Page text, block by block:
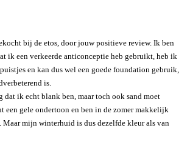
bij de etos, door jouw positieve review. Ik ben
ik een verkeerde anticonceptie heb gebruikt, heb ik
en kan dus wel een goede foundation gebruik,
is.
ik echt blank ben, maar toch ook sand moet
een gele ondertoon en ben in de zomer makkelijk
mijn winterhuid is dus dezelfde kleur als van